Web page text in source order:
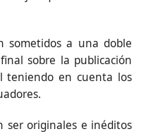
sometidos a una doble
sobre la publicación
teniendo en cuenta los
ser originales e inéditos